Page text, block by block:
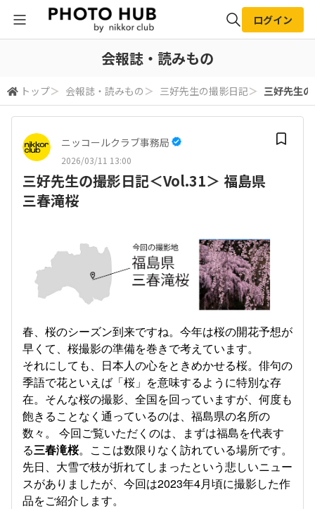
検索
ログイン
会報誌・読みもの
トップ＞ 会報誌・読みもの ＞ 三好先生の撮影日記＞ 三好先生
ニッコールクラブ事務局
2026/03/11 13:00
三好先生の撮影日記＜Vol.31＞ 福島県
三春滝桜
春、桜のシーズン到来ですね。今年は桜の開花予想が
早くて、桜撮影の準備を巻きで考えています。
それにしても、日本人の心をときめかせる桜。俳句の
季語で花といえば「桜」を意味するように特別な存
在。そんな桜の撮影、全国を回っていますが、何度も
飽きることなく通っているのは、福島県の名所の
数々。 今回ご覧いただくのは、まずは福島を代表す
る三春滝桜。ここは数限りなく訪れている場所です。
先日、大雪で枝が折れてしまったという悲しいニュー
スがありましたが、今回は2023年4月頃に撮影した作
品をご紹介します。